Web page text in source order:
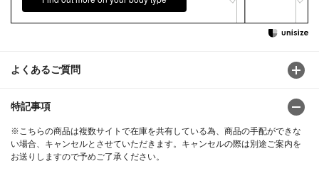
よくあるご質問
特記事項
※こちらの商品は複数サイトで在庫を共有している為、商品の手配ができな
い場合、キャンセルとさせていただきます。キャンセルの際は別途ご案内を
お送りしますので予めご了承ください。